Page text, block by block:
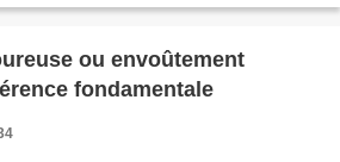
ou envoûtement
fondamentale